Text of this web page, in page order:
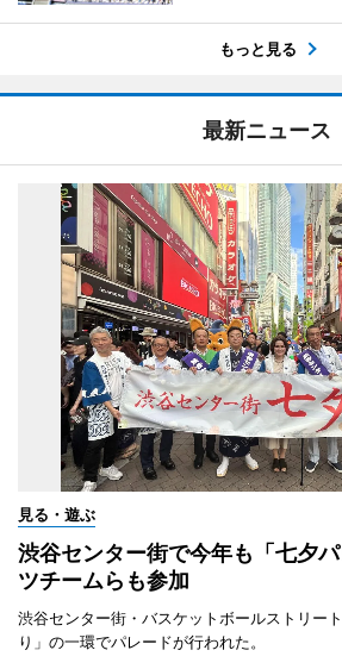
もっと見る
最新ニュース
見る・遊ぶ
渋谷センター街で今年も「七夕
ツチームらも参加
渋谷センター街・バスケットボールストリー
り」の一環でパレードが行われた。